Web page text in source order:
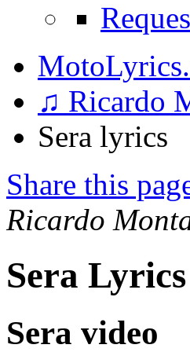
♫ Ricardo
Sera lyrics
Share this
Ricardo
Sera Lyrics
Sera video